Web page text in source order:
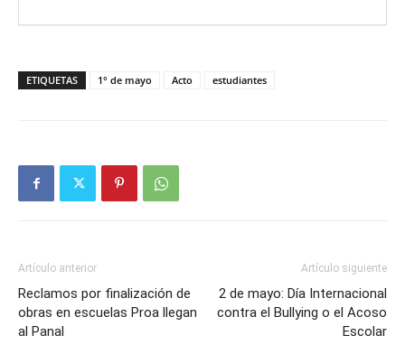
ETIQUETAS 1° de mayo Acto estudiantes
Artículo anterior
Reclamos por finalización de
obras en escuelas Proa llegan
al Panal
Artículo siguiente
2 de mayo: Día Internacional
contra el Bullying o el Acoso
Escolar